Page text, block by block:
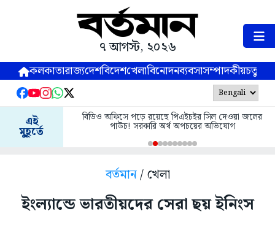
৭ আগস্ট, ২০২৬
কলকাতারাজ্যদেশবিদেশখেলাবিনোদনব্যবসাসম্পাদকীয়
এই
মুহূর্তে
বিডিও অফিসে পড়ে রয়েছে পিএইচইর সিল দেওয়া জলের
পাউচ! সরকারি অর্থ অপচয়ের অভিযোগ
বর্তমান/ খেলা
ইংল্যান্ডে ভারতীয়দের সেরা ছয় ইনিংস